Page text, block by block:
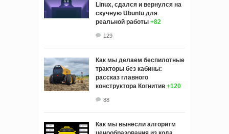
Linux, сдался и вернулся на
скучную Ubuntu для
реальной работы +82
129
Как мы делаем беспилотные
тракторы без кабины:
рассказ главного
конструктора Когнитив +120
88
Как мы вынесли алгоритм